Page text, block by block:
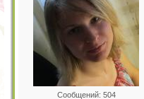
Сообщений: 504